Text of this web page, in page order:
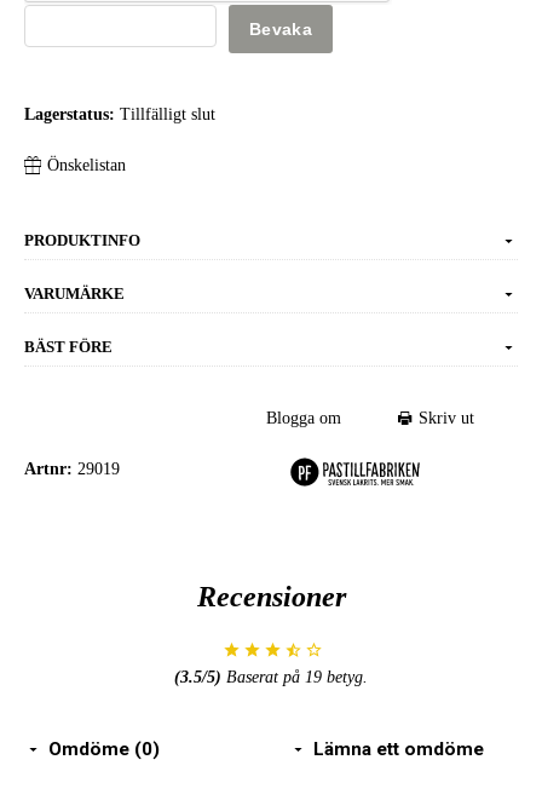
Bevaka
Lagerstatus: Tillfälligt slut
Önskelistan
PRODUKTINFO
VARUMÄRKE
BÄST FÖRE
Blogga om Skriv ut
Artnr: 29019
Recensioner
(3.5/5) Baserat på 19 betyg.
Omdöme (0) Lämna ett omdöme